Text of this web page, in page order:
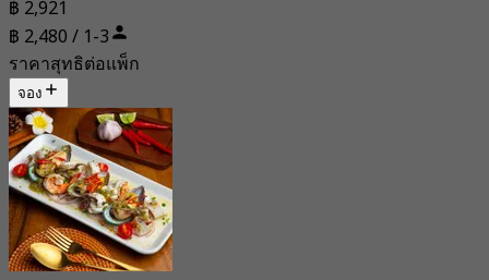
฿ 2,921
฿ 2,480 / 1-3
ราคาสุทธิต่อแพ็ก
จอง